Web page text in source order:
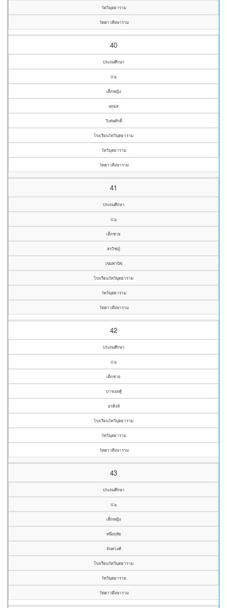
วัดวิมุตยาราม
วัดดาวดึงษาราม
40
ประถมศึกษา
ป.๖
เด็กหญิง
นฤมล
วิเศษศักดิ์
โรงเรียนวัดวิมุตยาราม
วัดวิมุตยาราม
วัดดาวดึงษาราม
41
ประถมศึกษา
ป.๖
เด็กชาย
สรวิชญ์
เขมพานิช
โรงเรียนวัดวิมุตยาราม
วัดวิมุตยาราม
วัดดาวดึงษาราม
42
ประถมศึกษา
ป.๖
เด็กชาย
ปารเมษฐ์
อรสิงห์
โรงเรียนวัดวิมุตยาราม
วัดวิมุตยาราม
วัดดาวดึงษาราม
43
ประถมศึกษา
ป.๖
เด็กหญิง
หนึ่งฤทัย
จันทวงศ์
โรงเรียนวัดวิมุตยาราม
วัดวิมุตยาราม
วัดดาวดึงษาราม